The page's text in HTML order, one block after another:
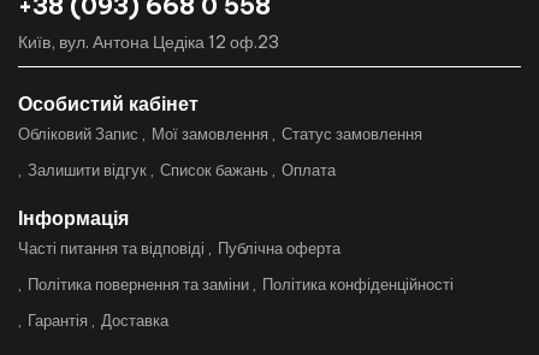
Київ, вул. Антона Цедіка 12 оф.23
Особистий кабінет
Обліковий Запис Мої замовлення
Статус замовлення
Залишити відгук
Список бажань Оплата
Інформація
Часті питання та відповіді
Публічна оферта
Політика повернення та заміни
Політика конфіденційності
Гарантія
Доставка